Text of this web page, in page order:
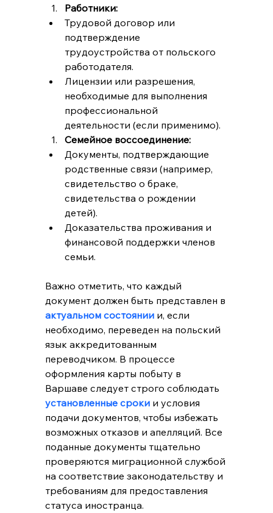
Работники:
Трудовой договор или
подтверждение
трудоустройства от польского
работодателя.
Лицензии или разрешения,
необходимые для выполнения
профессиональной
деятельности (если применимо).
Семейное воссоединение:
Документы, подтверждающие
родственные связи (например,
свидетельство о браке,
свидетельства о рождении
детей).
Доказательства проживания и
финансовой поддержки членов
семьи.
Важно отметить, что каждый
документ должен быть представлен в
актуальном состоянии и, если
необходимо, переведен на польский
язык аккредитованным
переводчиком. В процессе
оформления карты побыту в
Варшаве следует строго соблюдать
установленные сроки и условия
подачи документов, чтобы избежать
возможных отказов и апелляций. Все
поданные документы тщательно
проверяются миграционной службой
на соответствие законодательству и
требованиям для предоставления
статуса иностранца.